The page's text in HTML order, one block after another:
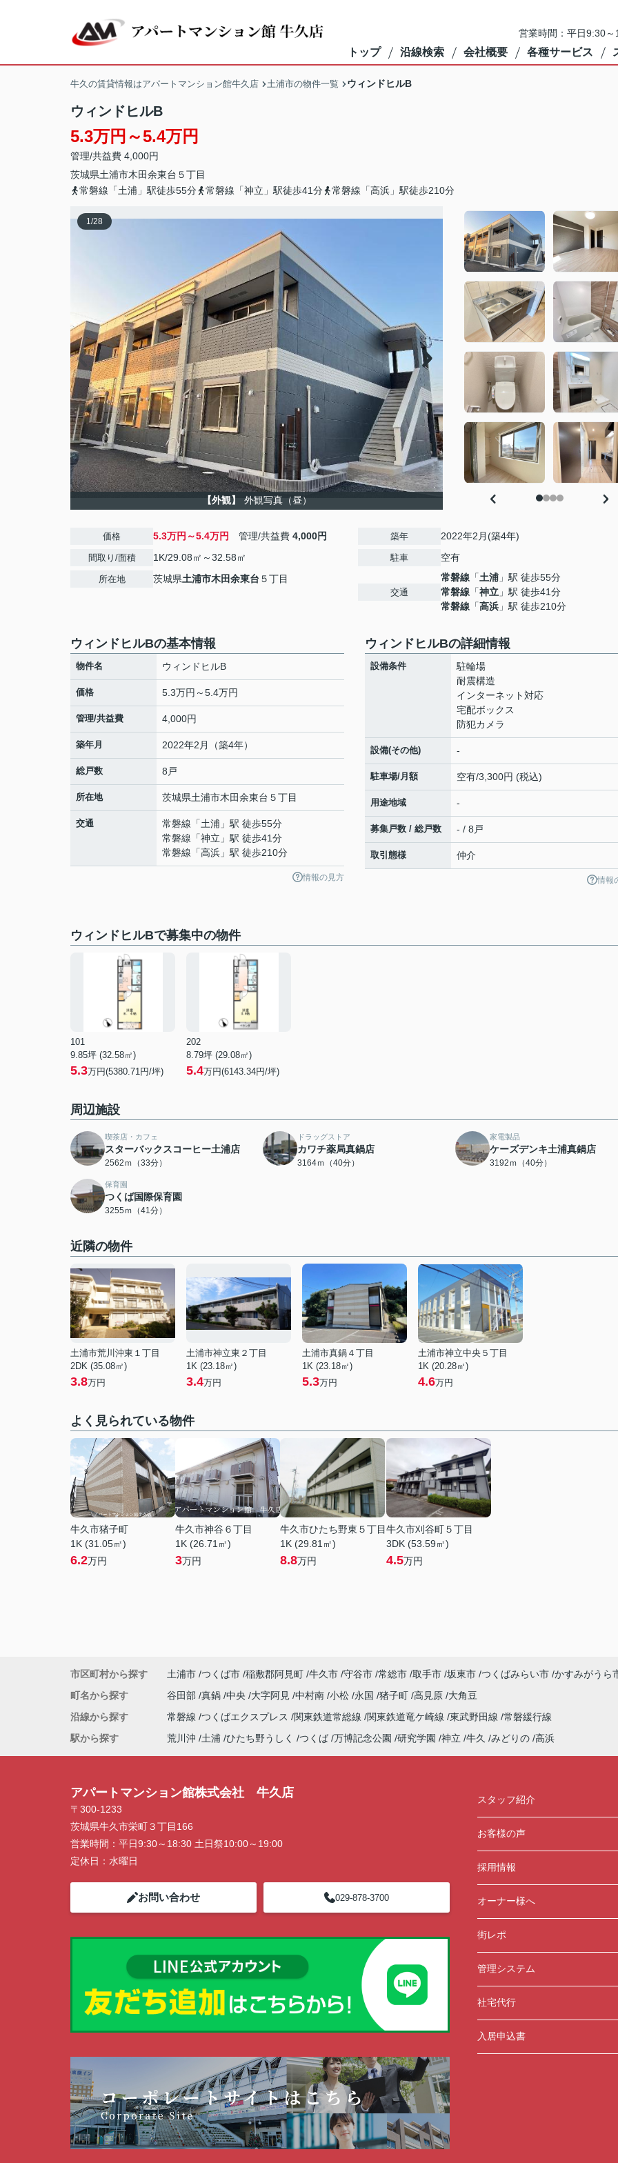
営業時間：平日9:30
トップ 沿線検索 会社概要 各種サービス
牛久の賃貸情報はアパートマンション館牛久店 土浦市の物件一覧 ウィンドヒルB
ウィンドヒルB
5.3万円～5.4万円
管理/共益費 4,000円
茨城県土浦市木田余東台 ５丁目
常磐線「土浦」駅徒歩55分
常磐線「神立」駅徒歩41分 常磐線「高浜」駅徒歩210分
1/28
【外観】 外観写真（昼）
価格 5.3万円～5.4万円 管理/共益費 4,000円
間取り/面積 1K/29.08㎡～32.58㎡
所在地 茨城県土浦市木田余東台 ５丁目
築年 2022年2月(築4年)
駐車 空有
交通
常磐線 「土浦 」駅 徒歩55分
常磐線 「神立 」駅 徒歩41分
常磐線 「高浜 」駅 徒歩210分
ウィンドヒルBの基本情報
物件名 ウィンドヒルB
価格 5.3万円～5.4万円
管理/共益費 4,000円
築年月 2022年2月（築4年）
総戸数 8戸
所在地 茨城県土浦市木田余東台 ５丁目
交通 常磐線 「土浦 」駅 徒歩55分
常磐線 「神立 」駅 徒歩41分
常磐線 「高浜 」駅 徒歩210分
情報の見方
ウィンドヒルBの詳細情報
設備条件
駐輪場
耐震構造
インターネット対応
宅配ボックス
防犯カメラ
設備(その他) -
駐車場/月額 空有/3,300円 (税込)
用途地域 -
募集戸数 / 総戸数 - / 8戸
取引態様 仲介
情報
ウィンドヒルBで募集中の物件
101
9.85坪 (32.58㎡)
5.3万円(5380.71円/坪)
202
8.79坪 (29.08㎡)
5.4万円(6143.34円/坪)
周辺施設
喫茶店・カフェ
スターバックスコーヒー土浦店
2562ｍ（33分）
ドラッグストア
カワチ薬局真鍋店
3164ｍ（40分）
家電製品
ケーズデンキ土浦真鍋店
3192ｍ（40分）
保育園
つくば国際保育園
3255ｍ（41分）
近隣の物件
土浦市荒川沖東１丁目
2DK (35.08㎡)
3.8万円
土浦市神立東２丁目
1K (23.18㎡)
3.4万円
土浦市真鍋４丁目
1K (23.18㎡)
5.3万円
土浦市神立中央５丁目
1K (20.28㎡)
4.6万円
よく見られている物件
牛久市猪子町
1K (31.05㎡)
6.2万円
牛久市神谷６丁目
1K (26.71㎡)
3万円
牛久市ひたち野東５丁目
1K (29.81㎡)
8.8万円
牛久市刈谷町５丁目
3DK (53.59㎡)
4.5万円
市区町村から探す 土浦市 つくば市 稲敷郡阿見町 牛久市 守谷市 常総市 取手市 坂東市 つくばみらい市 かすみがうら
町名から探す
谷田部 真鍋 中央 大字阿見 中村南 小松 永国 猪子町 高見原 大角豆
沿線から探す
常磐線 つくばエクスプレス 関東鉄道常総線 関東鉄道竜ケ崎線 東武野田線 常磐緩行線
駅から探す
荒川沖 土浦 ひたち野うしく つくば 万博記念公園 研究学園 神立 牛久 みどりの 高浜
アパートマンション館株式会社 牛久店
〒300-1233
茨城県牛久市栄町３丁目166
営業時間： 平日9:30～18:30 土日祭10:00～19:00
定休日： 水曜日
お問い合わせ 029-878-3700
スタッフ紹介
お客様の声
採用情報
オーナー様へ
街レポ
管理システム
社宅代行
入居申込書